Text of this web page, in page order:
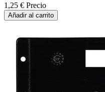
1,25 € Precio
Añadir al carrito